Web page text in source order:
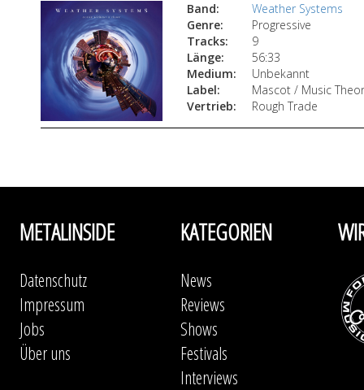
Band:
Weather Systems
Genre:
Progressive
Tracks:
9
Länge:
56:33
Medium:
Unbekannt
Label:
Mascot / Music
Vertrieb:
Rough Trade
METALINSIDE
Datenschutz
Impressum
Jobs
Über uns
KATEGORIEN
News
Reviews
Shows
Festivals
Interviews